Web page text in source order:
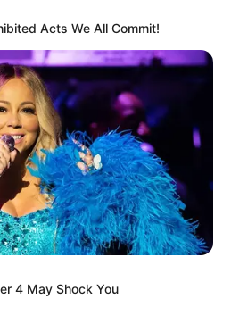
ΟΡΟΙ ΧΡΗΣΗΣ
του Γιώργου Κουτσελίνη
Acts We All Commit!
4 May Shock You